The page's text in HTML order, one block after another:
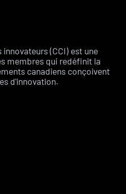
(CCI) est une
membres qui redéfinit la
canadiens conçoivent
d'innovation.